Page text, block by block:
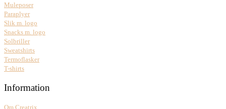
Muleposer
Paraplyer
Slik m. logo
Snacks m. logo
Solbriller
Sweatshirts
Termoflasker
T-shirts
Information
Om Creatrix